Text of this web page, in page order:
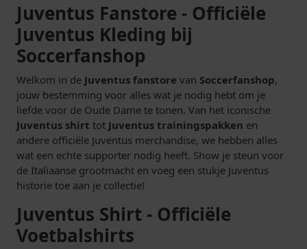
Juventus Fanstore - Officiële
Juventus Kleding bij
Soccerfanshop
Welkom in de Juventus fanstore van Soccerfanshop,
jouw bestemming voor alles wat je nodig hebt om je
liefde voor de Oude Dame te tonen. Van het iconische
Juventus shirt tot Juventus trainingspakken en
andere officiële Juventus merchandise, we hebben alles
wat een echte supporter nodig heeft. Show je steun voor
de Italiaanse grootmacht en voeg een stukje Juventus
historie toe aan je collectie!
Juventus Shirt - Officiële
Voetbalshirts